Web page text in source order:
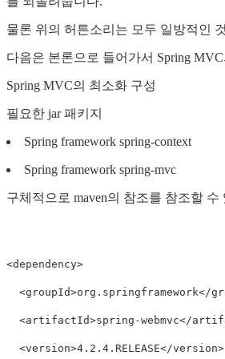
물론 위의 허튼소리는 모두 일방적인
다음은 본론으로 들어가서 Spring
Spring MVC의 최소화 구성
필요한 jar 패키지
Spring framework spring-context
Spring framework spring-mvc
구체적으로 maven의 참조를 참조할 수
<dependency>
<groupId>org.springframework</
<artifactId>spring-webmvc</
  <version>4.2.4.RELEASE</version>